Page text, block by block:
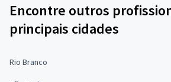
Encontre outros
principais cidades
Rio Branco